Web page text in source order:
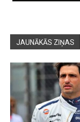
JAUNĀKĀS ZIŅAS